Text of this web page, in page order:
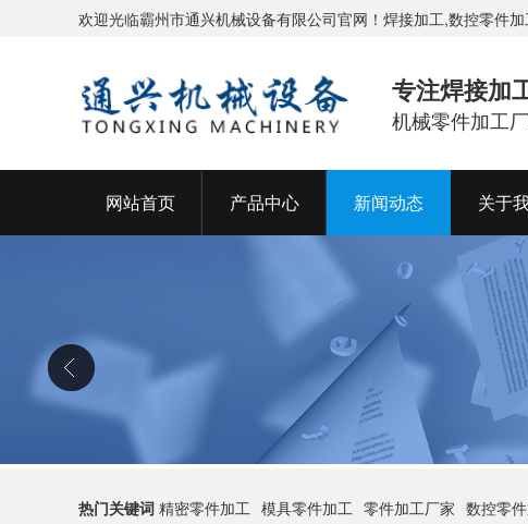
欢迎光临霸州市通兴机械设备有限公司官网！焊接加工,数控零件
专注焊接加
机械零件加工
网站首页 产品中心 新闻动态 关于
热门关键词 精密零件加工 模具零件加工 零件加工厂家 数控零